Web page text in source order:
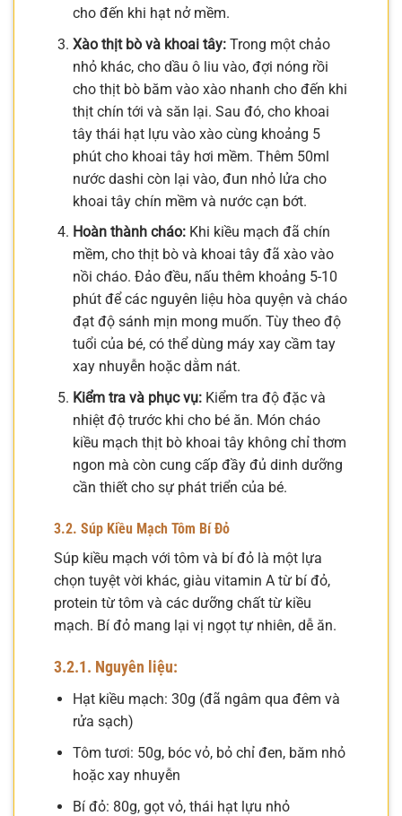
cho đến khi hạt nở mềm.
Xào thịt bò và khoai tây:Trong một chảo
nhỏ khác, cho dầu ô liu vào, đợi nóng rồi
cho thịt bò băm vào xào nhanh cho đến khi
thịt chín tới và săn lại. Sau đó, cho khoai
tây thái hạt lựu vào xào cùng khoảng 5
phút cho khoai tây hơi mềm. Thêm 50ml
nước dashi còn lại vào, đun nhỏ lửa cho
khoai tây chín mềm và nước cạn bớt.
Hoàn thành cháo:Khi kiều mạch đã chín
mềm, cho thịt bò và khoai tây đã xào vào
nồi cháo. Đảo đều, nấu thêm khoảng 5-10
phút để các nguyên liệu hòa quyện và cháo
đạt độ sánh mịn mong muốn. Tùy theo độ
tuổi của bé, có thể dùng máy xay cầm tay
xay nhuyễn hoặc dằm nát.
Kiểm tra và phục vụ:Kiểm tra độ đặc và
nhiệt độ trước khi cho bé ăn. Món cháo
kiều mạch thịt bò khoai tây không chỉ thơm
ngon mà còn cung cấp đầy đủ dinh dưỡng
cần thiết cho sự phát triển của bé.
3.2. Súp Kiều Mạch Tôm Bí Đỏ
Súp kiều mạch với tôm và bí đỏ là một lựa
chọn tuyệt vời khác, giàu vitamin A từ bí đỏ,
protein từ tôm và các dưỡng chất từ kiều
mạch. Bí đỏ mang lại vị ngọt tự nhiên, dễ ăn.
3.2.1. Nguyên liệu:
Hạt kiều mạch: 30g (đã ngâm qua đêm và
rửa sạch)
Tôm tươi: 50g, bóc vỏ, bỏ chỉ đen, băm nhỏ
hoặc xay nhuyễn
Bí đỏ: 80g, gọt vỏ, thái hạt lựu nhỏ